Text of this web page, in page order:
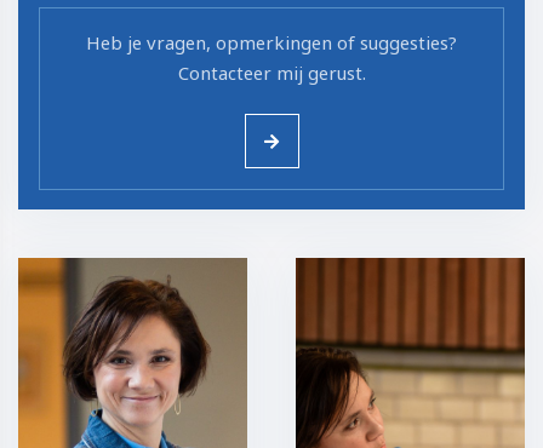
Heb je vragen, opmerkingen of suggesties?
Contacteer mij gerust.